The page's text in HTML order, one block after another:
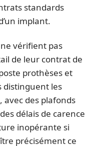
standards
implant.
vérifient pas
de leur contrat de
prothèses et
distinguent les
avec des plafonds
délais de carence
inopérante si
précisément ce